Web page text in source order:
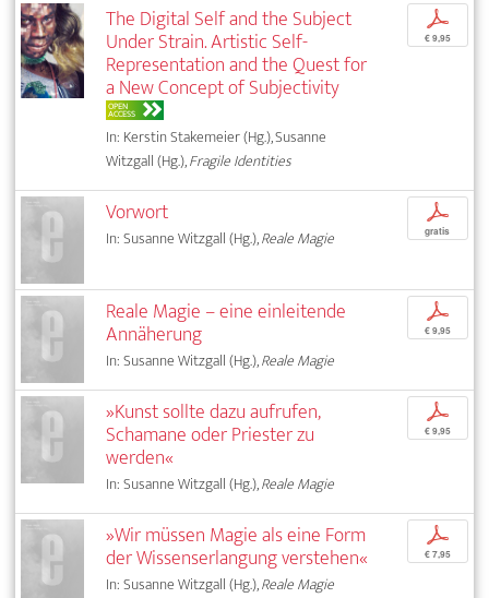
The Digital Self and the Subject
Under Strain. Artistic Self-
Representation and the Quest for
a New Concept of Subjectivity
OPEN
ACCESS
In: Kerstin Stakemeier (Hg.), Susanne
Witzgall (Hg.),Fragile Identities
p
€ 9,95
Vorwort
In: Susanne Witzgall (Hg.),Reale Magie
p
gratis
Reale Magie – eine einleitende
Annäherung
In: Susanne Witzgall (Hg.),Reale Magie
p
€ 9,95
»Kunst sollte dazu aufrufen,
Schamane oder Priester zu
werden«
In: Susanne Witzgall (Hg.),Reale Magie
p
€ 9,95
»Wir müssen Magie als eine Form
der Wissenserlangung verstehen«
In: Susanne Witzgall (Hg.),Reale Magie
p
€ 7,95